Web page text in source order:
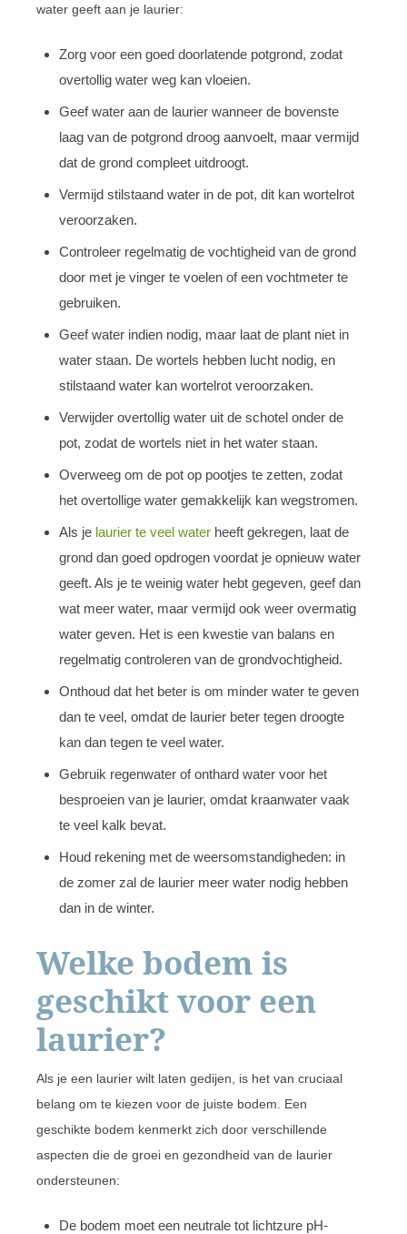
water geeft aan je laurier:
Zorg voor een goed doorlatende potgrond, zodat
overtollig water weg kan vloeien.
Geef water aan de laurier wanneer de bovenste
laag van de potgrond droog aanvoelt, maar vermijd
dat de grond compleet uitdroogt.
Vermijd stilstaand water in de pot, dit kan wortelrot
veroorzaken.
Controleer regelmatig de vochtigheid van de grond
door met je vinger te voelen of een vochtmeter te
gebruiken.
Geef water indien nodig, maar laat de plant niet in
water staan. De wortels hebben lucht nodig, en
stilstaand water kan wortelrot veroorzaken.
Verwijder overtollig water uit de schotel onder de
pot, zodat de wortels niet in het water staan.
Overweeg om de pot op pootjes te zetten, zodat
het overtollige water gemakkelijk kan wegstromen.
Als je laurier te veel water heeft gekregen, laat de
grond dan goed opdrogen voordat je opnieuw water
geeft. Als je te weinig water hebt gegeven, geef dan
wat meer water, maar vermijd ook weer overmatig
water geven. Het is een kwestie van balans en
regelmatig controleren van de grondvochtigheid.
Onthoud dat het beter is om minder water te geven
dan te veel, omdat de laurier beter tegen droogte
kan dan tegen te veel water.
Gebruik regenwater of onthard water voor het
besproeien van je laurier, omdat kraanwater vaak
te veel kalk bevat.
Houd rekening met de weersomstandigheden: in
de zomer zal de laurier meer water nodig hebben
dan in de winter.
Welke bodem is
geschikt voor een
laurier?
Als je een laurier wilt laten gedijen, is het van cruciaal
belang om te kiezen voor de juiste bodem. Een
geschikte bodem kenmerkt zich door verschillende
aspecten die de groei en gezondheid van de laurier
ondersteunen:
De bodem moet een neutrale tot lichtzure pH-